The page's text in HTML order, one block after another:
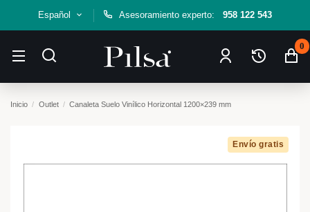
Español Asesoramiento experto: 958 122 543
0
Inicio Outlet Canaleta Suelo Vinílico Horizontal 1200×239 mm
Envío gratis